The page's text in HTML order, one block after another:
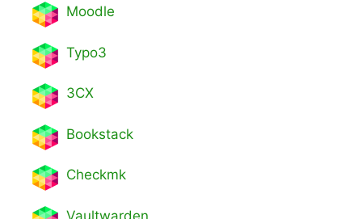
Moodle
Typo3
3CX
Bookstack
Checkmk
Vaultwarden